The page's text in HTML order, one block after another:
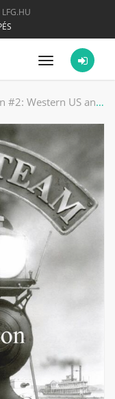
LFG.HU
Menü
Germany társasjáték kiegészítő